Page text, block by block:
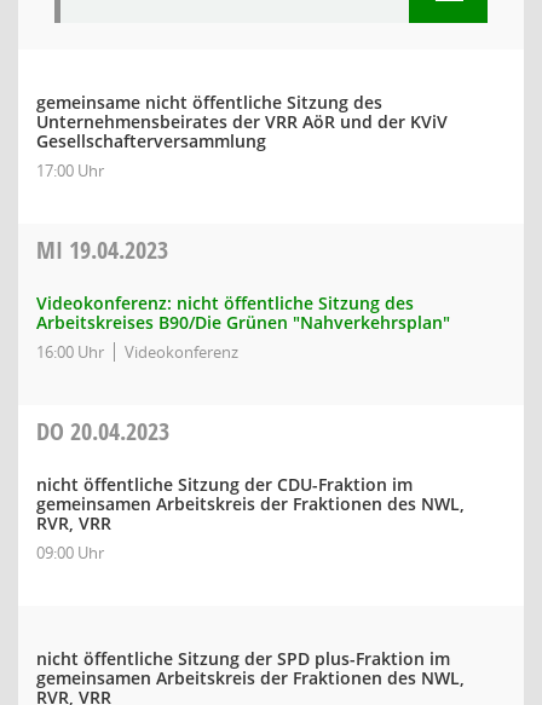
gemeinsame nicht öffentliche Sitzung des
Unternehmensbeirates der VRR AöR und der KViV
Gesellschafterversammlung
17:00 Uhr
MI 19.04.2023
Videokonferenz: nicht öffentliche Sitzung des
Arbeitskreises B90/Die Grünen "Nahverkehrsplan"
16:00 Uhr Videokonferenz
DO 20.04.2023
nicht öffentliche Sitzung der CDU-Fraktion im
gemeinsamen Arbeitskreis der Fraktionen des NWL,
RVR, VRR
09:00 Uhr
nicht öffentliche Sitzung der SPD plus-Fraktion im
gemeinsamen Arbeitskreis der Fraktionen des NWL,
RVR, VRR